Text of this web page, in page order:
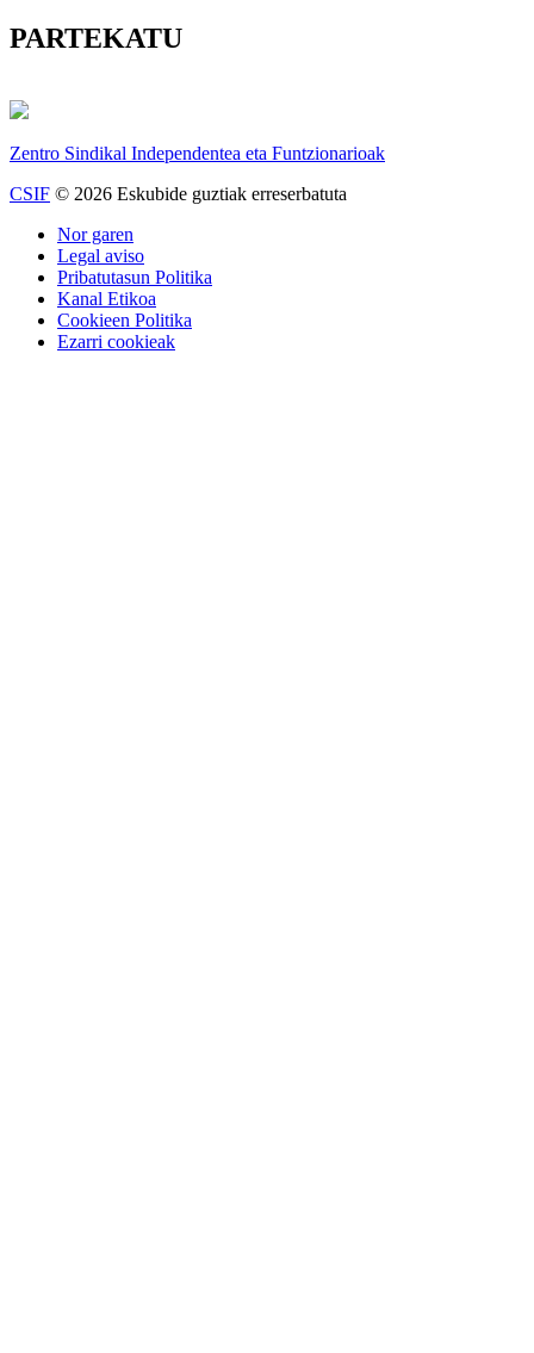
PARTEKATU
Zentro Sindikal Independentea eta Funtzionarioak
CSIF © 2026 Eskubide guztiak erreserbatuta
Nor garen
Legal aviso
Pribatutasun Politika
Kanal Etikoa
Cookieen Politika
Ezarri cookieak